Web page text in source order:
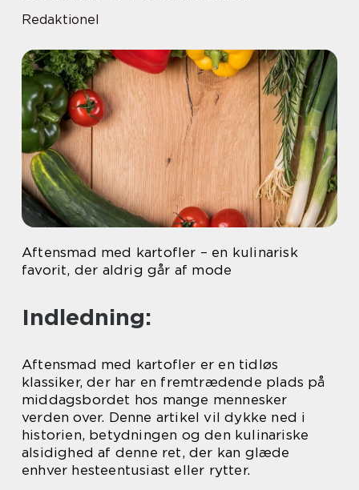
Redaktionel
Aftensmad med kartofler – en kulinarisk
favorit, der aldrig går af mode
Indledning:
Aftensmad med kartofler er en tidløs
klassiker, der har en fremtrædende plads på
middagsbordet hos mange mennesker
verden over. Denne artikel vil dykke ned i
historien, betydningen og den kulinariske
alsidighed af denne ret, der kan glæde
enhver hesteentusiast eller rytter.